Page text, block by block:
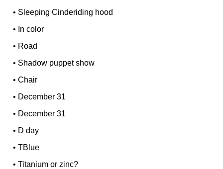
• Sleeping Cinderiding hood
• In color
• Road
• Shadow puppet show
•Chair
• December 31
• December 31
• D day
•TBlue
•Titanium or zinc?